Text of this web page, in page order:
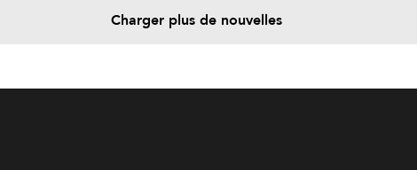
Charger plus de nouvelles